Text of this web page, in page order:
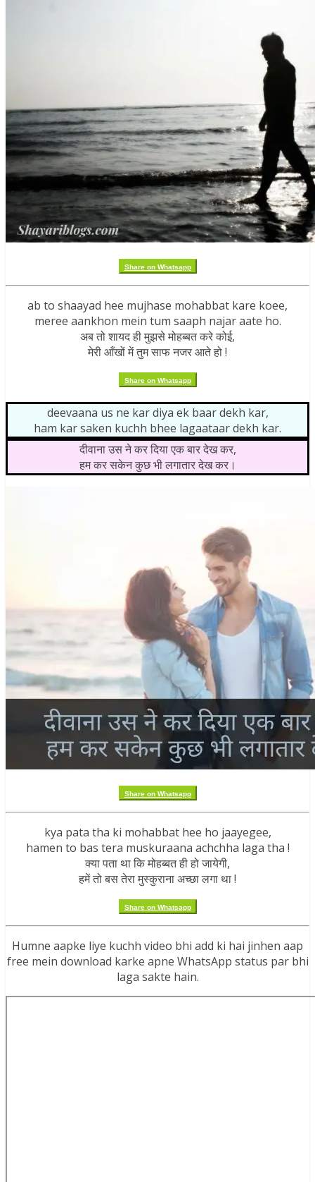
Share on Whatsapp
ab to shaayad hee mujhase mohabbat kare koee,
meree aankhon mein tum saaph najar aate ho.
अब तो शायद ही मुझसे मोहब्बत करे कोई,
मेरी आँखों में तुम साफ नजर आते हो !
Share on Whatsapp
deevaana us ne kar diya ek baar dekh kar,
ham kar saken kuchh bhee lagaataar dekh kar.
दीवाना उस ने कर दिया एक बार देख कर,
हम कर सकेन कुछ भी लगातार देख कर।
Share on Whatsapp
kya pata tha ki mohabbat hee ho jaayegee,
hamen to bas tera muskuraana achchha laga tha !
क्या पता था कि मोहब्बत ही हो जायेगी,
हमें तो बस तेरा मुस्कुराना अच्छा लगा था !
Share on Whatsapp
Humne aapke liye kuchh video bhi add ki hai jinhen aap
free mein download karke apne WhatsApp status par bhi
laga sakte hain.